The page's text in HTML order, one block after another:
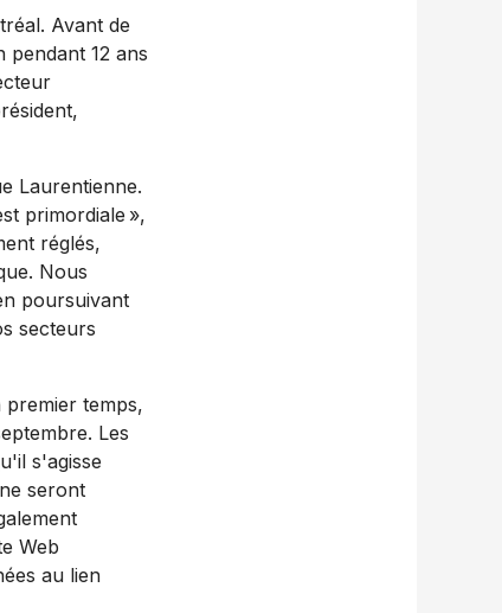
Avant de
pendant 12 ans
Laurentienne.
primordiale »,
réglés,
Nous
poursuivant
secteurs
temps,
Les
s'agisse
seront
Web
au lien